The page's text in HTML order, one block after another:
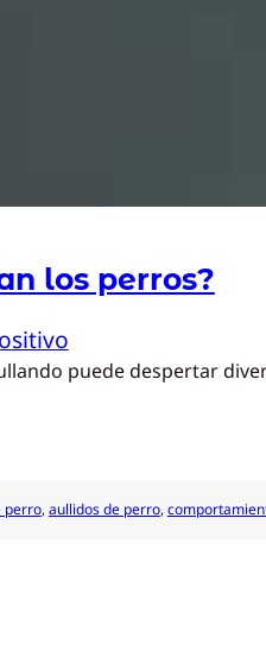
los perros?
puede despertar
perro, aullidos de perro,